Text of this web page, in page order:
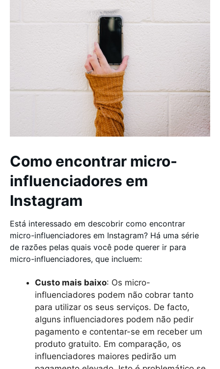
Como encontrar micro-
influenciadores em
Instagram
Está interessado em descobrir como encontrar
micro-influenciadores em Instagram? Há uma série
de razões pelas quais você pode querer ir para
micro-influenciadores, que incluem:
Custo mais baixo: Os micro-
influenciadores podem não cobrar tanto
para utilizar os seus serviços. De facto,
alguns influenciadores podem não pedir
pagamento e contentar-se em receber um
produto gratuito. Em comparação, os
influenciadores maiores pedirão um